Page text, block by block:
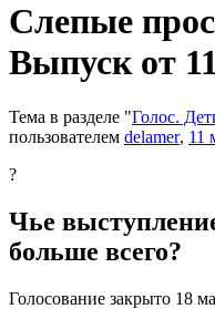
Слепые
Выпуск от
Тема в разделе "Голос.
пользователем delamer, 11
?
Чье
больше всего?
Голосование закрыто 18